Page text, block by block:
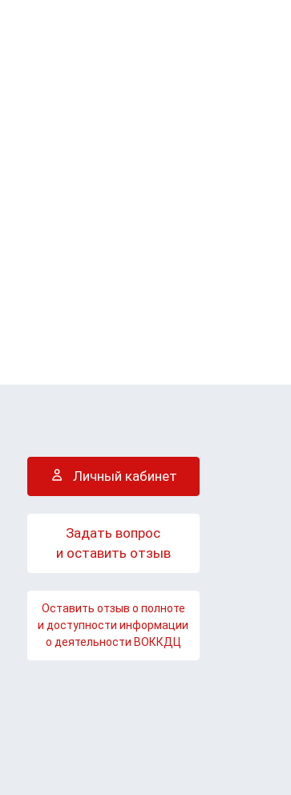
Личный кабинет
Задать вопрос
и оставить отзыв
Оставить отзыв о полноте
и доступности информации
о деятельности ВОККДЦ